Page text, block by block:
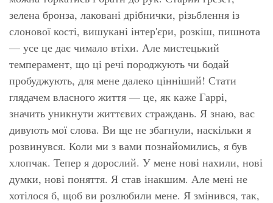
зелена бронза, лаковані дрібнички, різьблення із
слонової кості, вишукані інтер'єри, розкіш, пишнота
— усе це дає чимало втіхи. Але мистецький
темперамент, що ці речі породжують чи бодай
пробуджують, для мене далеко цінніший! Стати
глядачем власного життя — це, як каже Гаррі,
значить уникнути життєвих страждань. Я знаю, вас
дивують мої слова. Ви ще не збагнули, наскільки я
розвинувся. Коли ми з вами познайомились, я був
хлопчак. Тепер я дорослий. У мене нові нахили, нові
думки, нові поняття. Я став інакшим. Але мені не
хотілося б, щоб ви розлюбили мене. Я змінився, так,